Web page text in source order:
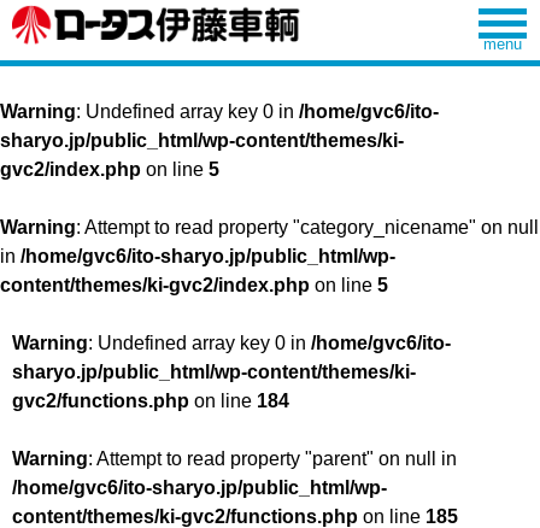
Warning: Undefined array key 0 in /home/gvc6/ito-
sharyo.jp/public_html/wp-content/themes/ki-
gvc2/index.php on line 5
Warning: Attempt to read property "category_nicename" on null
in /home/gvc6/ito-sharyo.jp/public_html/wp-
content/themes/ki-gvc2/index.php on line 5
Warning: Undefined array key 0 in /home/gvc6/ito-
sharyo.jp/public_html/wp-content/themes/ki-
gvc2/functions.php on line 184
Warning: Attempt to read property "parent" on null in
/home/gvc6/ito-sharyo.jp/public_html/wp-
content/themes/ki-gvc2/functions.php on line 185